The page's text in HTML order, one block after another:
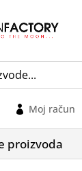
Moj račun
proizvoda